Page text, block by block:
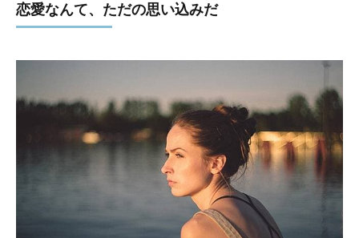
恋愛なんて、ただの思い込みだ